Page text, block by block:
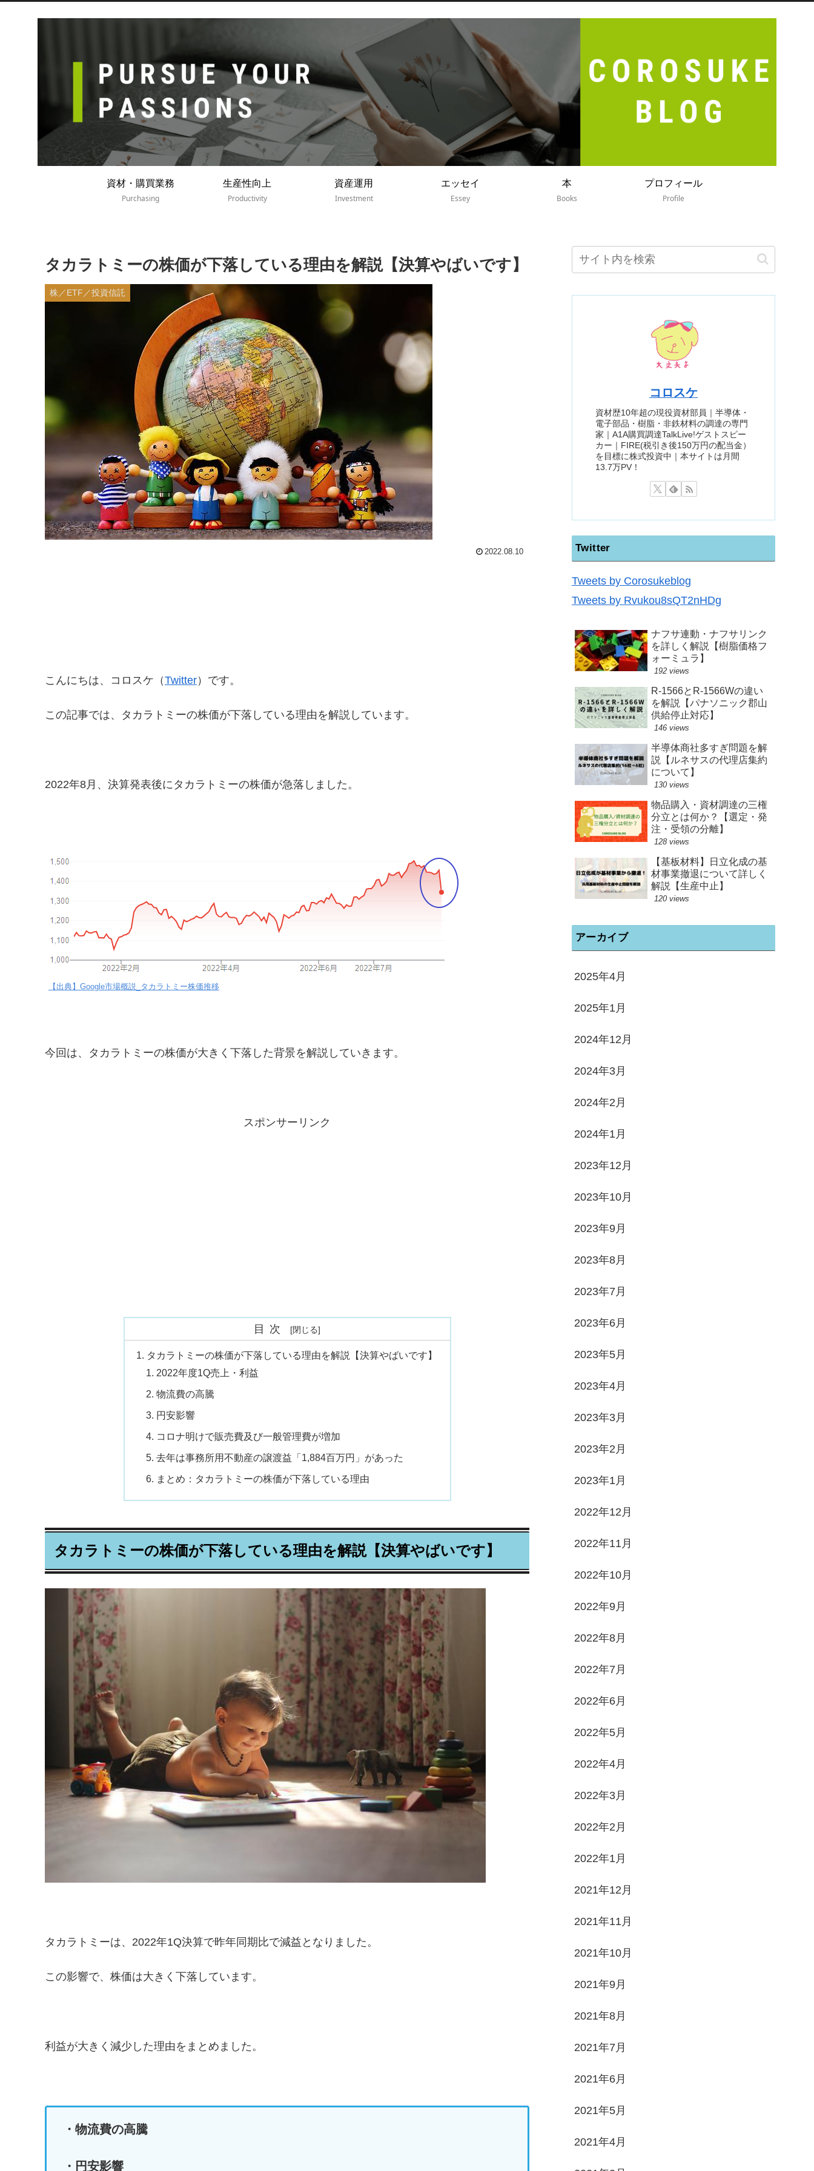
資材・購買業務
Purchasing
生産性向上
Productivity
資産運用
Investment
エッセイ
Essey
本
Books
プロフィール
Profile
タカラトミーの株価が下落している理由を解説【決算やばいです】
株／ETF／投資信託
2022.08.10
こんにちは、コロスケ（Twitter）です。
この記事では、タカラトミーの株価が下落している理由を解説しています。
2022年8月、決算発表後にタカラトミーの株価が急落しました。
【出典】Google市場概説_タカラトミー株価推移
今回は、タカラトミーの株価が大きく下落した背景を解説していきます。
スポンサーリンク
目次
タカラトミーの株価が下落している理由を解説【決算やばいです】
2022年度1Q売上・利益
物流費の高騰
円安影響
コロナ明けで販売費及び一般管理費が増加
去年は事務所用不動産の譲渡益「1,884百万円」があった
まとめ：タカラトミーの株価が下落している理由
タカラトミーの株価が下落している理由を解説【決算やばいです】
タカラトミーは、2022年1Q決算で昨年同期比で減益となりました。
この影響で、株価は大きく下落しています。
利益が大きく減少した理由をまとめました。
・物流費の高騰
・円安影響
コロスケ
資材歴10年超の現役資材部員｜半導体・
電子部品・樹脂・非鉄材料の調達の専門
家｜A1A購買調達TalkLive!ゲストスピー
カー｜FIRE(税引き後150万円の配当金）
を目標に株式投資中｜本サイトは月間
13.7万PV！
Twitter
Tweets by Corosukeblog
Tweets by Rvukou8sQT2nHDg
ナフサ連動・ナフサリンク
を詳しく解説【樹脂価格フ
ォーミュラ】
192 views
R-1566とR-1566Wの違い
を解説【パナソニック郡山
供給停止対応】
146 views
半導体商社多すぎ問題を解
説【ルネサスの代理店集約
について】
130 views
物品購入・資材調達の三権
分立とは何か？【選定・発
注・受領の分離】
128 views
【基板材料】日立化成の基
材事業撤退について詳しく
解説【生産中止】
120 views
アーカイブ
2025年4月
2025年1月
2024年12月
2024年3月
2024年2月
2024年1月
2023年12月
2023年10月
2023年9月
2023年8月
2023年7月
2023年6月
2023年5月
2023年4月
2023年3月
2023年2月
2023年1月
2022年12月
2022年11月
2022年10月
2022年9月
2022年8月
2022年7月
2022年6月
2022年5月
2022年4月
2022年3月
2022年2月
2022年1月
2021年12月
2021年11月
2021年10月
2021年9月
2021年8月
2021年7月
2021年6月
2021年5月
2021年4月